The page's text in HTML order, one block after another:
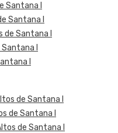
Santana I
Santana I
Santana I
I
I
de Santana I
de Santana I
de Santana I